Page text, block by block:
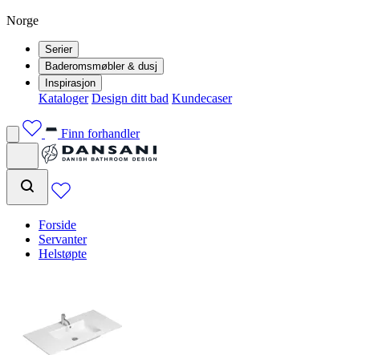
Norge
Serier
Baderomsmøbler & dusj
Inspirasjon
Kataloger Design ditt bad Kundecaser
Finn forhandler
Forside
Servanter
Helstøpte